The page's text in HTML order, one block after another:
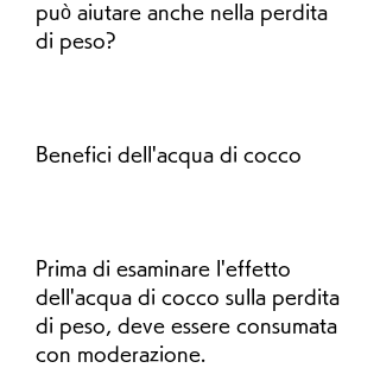
può aiutare anche nella perdita
di peso?
Benefici dell'acqua di cocco
Prima di esaminare l'effetto
dell'acqua di cocco sulla perdita
di peso, deve essere consumata
con moderazione.